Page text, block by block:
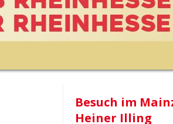
Besuch im
Heiner Illing